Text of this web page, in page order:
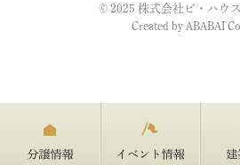
2022年09月 (2)
© 2025 株式会社ビ・ハウ
Created by ABABAI